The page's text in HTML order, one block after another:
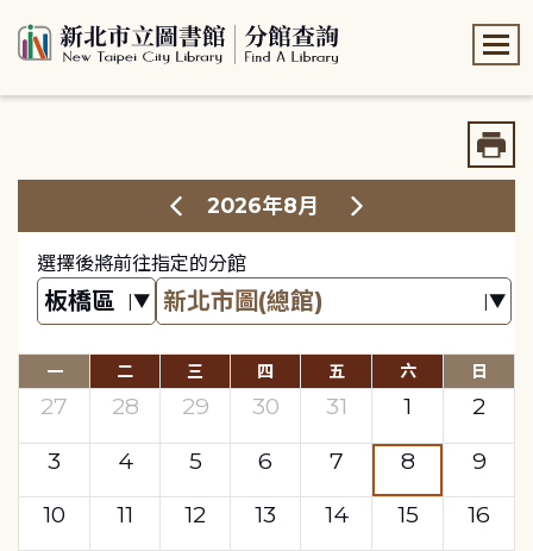
2026年8月
選擇後將前往指定的分館
一 二 三 四 五 六 日
27 28 29 30 31 1
2
3
4 5 6 7 8
9
10
11 12 13 14 15
16